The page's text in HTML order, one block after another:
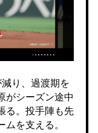
り、過渡期を
がシーズン途中
る。投手陣も先
を支える。